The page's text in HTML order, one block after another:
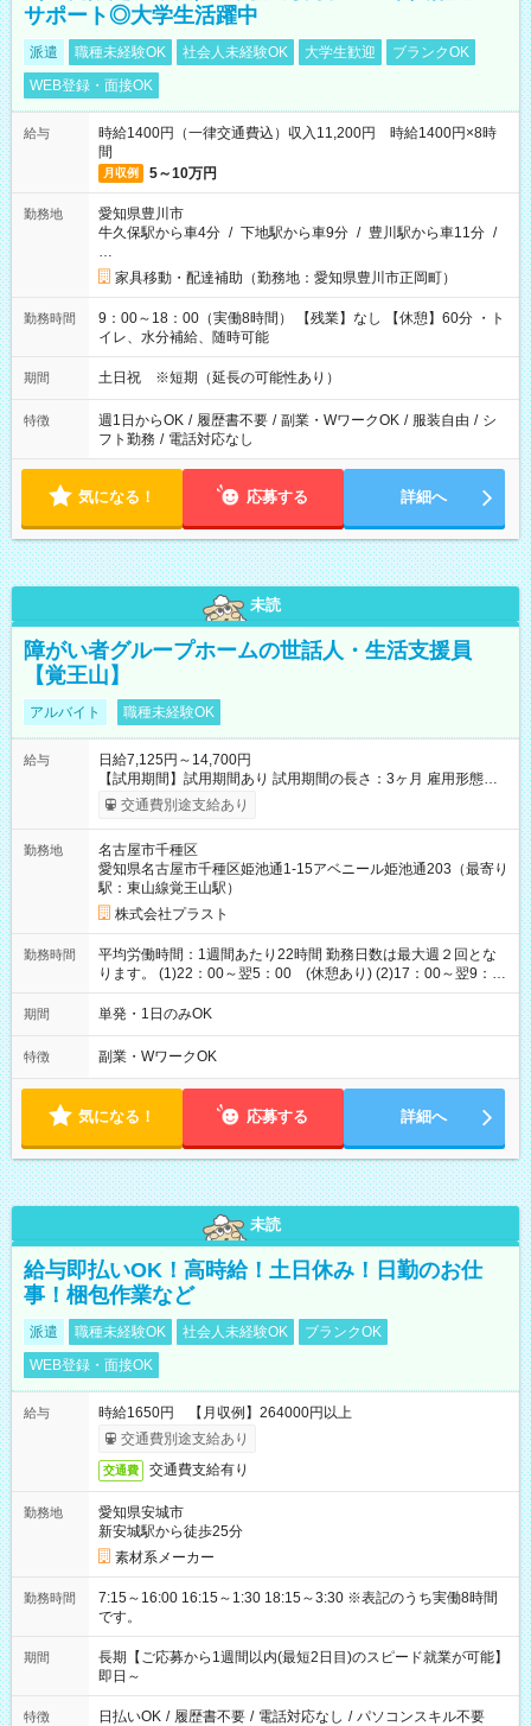
サポート◎大学生活躍中
派遣 職種未経験OK 社会人未経験OK 大学生歓迎
ブランクOK
WEB登録・面接OK
給与
時給1400円（一律交通費込）収入11,200円 時給1400円×8時
間
月収例 5～10万円
勤務地
愛知県豊川市
牛久保駅から車4分 / 下地駅から車9分 / 豊川駅から車11分 /
…
家具移動・配達補助（勤務地：愛知県豊川市正岡町）
勤務時間
9：00～18：00（実働8時間） 【残業】なし 【休憩】60分 ・ト
イレ、水分補給、随時可能
期間 土日祝 ※短期（延長の可能性あり）
特徴 週1日からOK / 履歴書不要 / 副業・WワークOK / 服装自由 / シ
フト勤務 / 電話対応なし
気になる！ 応募する 詳細へ
未読
障がい者グループホームの世話人・生活支援員
【覚王山】
アルバイト 職種未経験OK
給与
日給7,125円～14,700円
【試用期間】試用期間あり 試用期間の長さ：3ヶ月 雇用形態、
給与は本採用時と同じです。
交通費別途支給あり
勤務地
名古屋市千種区
愛知県名古屋市千種区姫池通1-15アベニール姫池通203（最寄り
駅：東山線覚王山駅）
株式会社プラスト
勤務時間
平均労働時間：1週間あたり22時間 勤務日数は最大週２回とな
ります。 (1)22：00～翌5：00 (休憩あり) (2)17：00～翌9：
00 (休憩あり) ３６協定提出済 平均労働時間：1週間あたり22
時間 勤務日数は最大週２回となります。 (1)22：00～翌5：00
期間 単発・1日のみOK
特徴 副業・WワークOK
気になる！ 応募する 詳細へ
未読
給与即払いOK！高時給！土日休み！日勤のお仕
事！梱包作業など
派遣 職種未経験OK 社会人未経験OK
ブランクOK
WEB登録・面接OK
給与
時給1650円 【月収例】264000円以上
交通費別途支給あり
交通費 交通費支給有り
勤務地
愛知県安城市
新安城駅から徒歩25分
素材系メーカー
勤務時間
7:15～16:00 16:15～1:30 18:15～3:30 ※表記のうち実働8時間
です。
期間
長期【ご応募から1週間以内(最短2日目)のスピード就業が可能】
即日～
特徴 日払いOK / 履歴書不要 / 電話対応なし / パソコンスキル不要